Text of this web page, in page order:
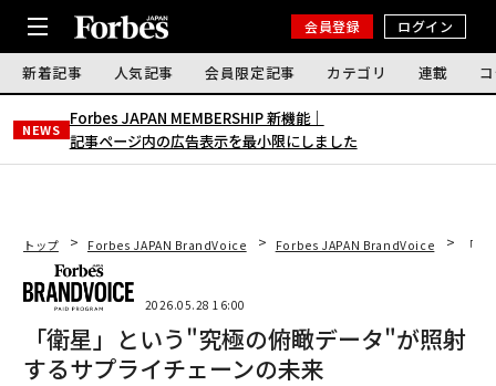
会員登録 ログイン
新着記事 人気記事 会員限定記事 カテゴリ 連載
NEWS
Forbes JAPAN MEMBERSHIP 新機能｜
記事ページ内の広告表示を最小限にしました
トップ Forbes JAPAN BrandVoice Forbes JAPAN BrandVoice 「
2026.05.28 16:00
「衛星」という"究極の俯瞰データ"が照射
するサプライチェーンの未来